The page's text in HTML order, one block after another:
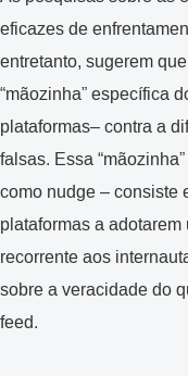
eficazes de
entretanto, sugerem
“mãozinha” específica
plataformas– contra a
falsas. Essa
como nudge – consiste
plataformas a
recorrente aos
sobre a veracidade do
feed.